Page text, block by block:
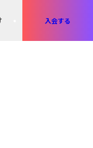
入会する